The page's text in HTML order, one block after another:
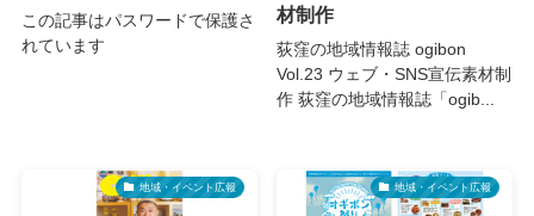
この記事はパスワードで保護さ
れています
材制作
荻窪の地域情報誌 ogibon
Vol.23 ウェブ・SNS宣伝素材制
作 荻窪の地域情報誌「ogib...
地域・イベント広報 地域・イベント広報